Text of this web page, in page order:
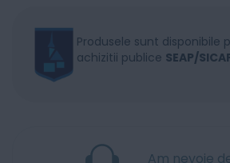
Produsele sunt disponibile
achizitii publice SEAP/
Am nevoie